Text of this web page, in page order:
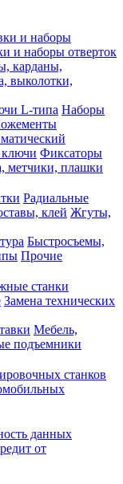
и наборы
и наборы отверток
карданы,
выколотки,
L-типа Наборы
Фиксаторы
метчики, плашки
Радиальные
клей Жгуты,
Быстросъемы,
Прочие
станки
Замена технических
Мебель,
подъемники
станков
данных
от